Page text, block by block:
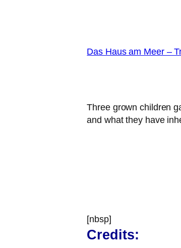
Das Haus am Meer –
Three grown child­ren
and what they have
[nbsp]
Credits: